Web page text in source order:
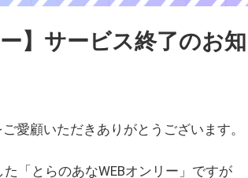
】サービス終了のお
愛顧いただきありがとうございます。
「とらのあなWEBオンリー」ですが